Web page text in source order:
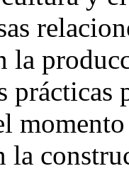
la
la